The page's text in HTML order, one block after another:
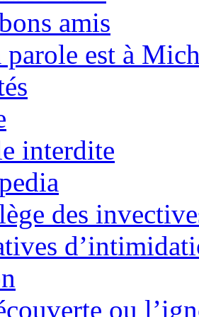
amis
parole est à
interdite
des
ou